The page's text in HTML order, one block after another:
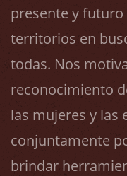
presente y
territorios en
todas. Nos
reconocimiento
las mujeres y las
conjuntamente
brindar